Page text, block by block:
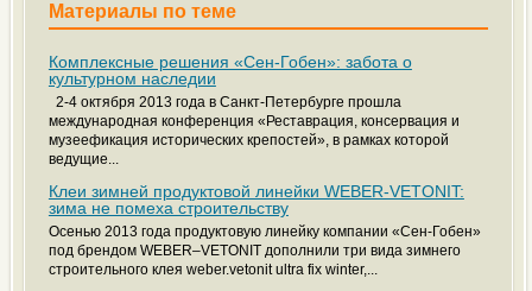
Материалы по теме
Комплексные решения «Сен-Гобен»: забота о
культурном наследии
2-4 октября 2013 года в Санкт-Петербурге прошла
международная конференция «Реставрация, консервация и
музеефикация исторических крепостей», в рамках которой
ведущие...
Клеи зимней продуктовой линейки WEBER-VETONIT:
зима не помеха строительству
Осенью 2013 года продуктовую линейку компании «Сен-Гобен»
под брендом WEBER–VETONIT дополнили три вида зимнего
строительного клея weber.vetonit ultra fix winter,...